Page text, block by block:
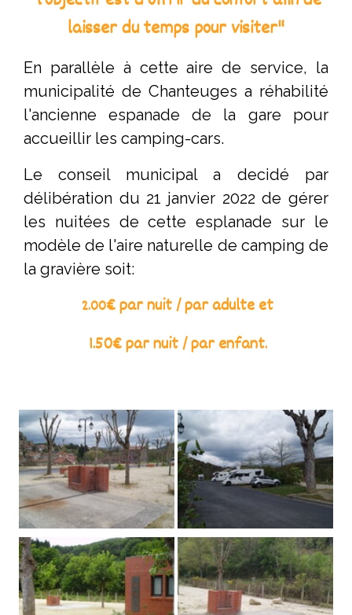
laisser du temps pour visiter"
En parallèle à cette aire de service, la
municipalité de Chanteuges a réhabilité
l'ancienne espanade de la gare pour
accueillir les camping-cars.
Le conseil municipal a decidé par
délibération du 21 janvier 2022 de gérer
les nuitées de cette esplanade sur le
modèle de l'aire naturelle de camping de
la gravière soit:
2.00€ par nuit / par adulte et
1.50€ par nuit / par enfant.